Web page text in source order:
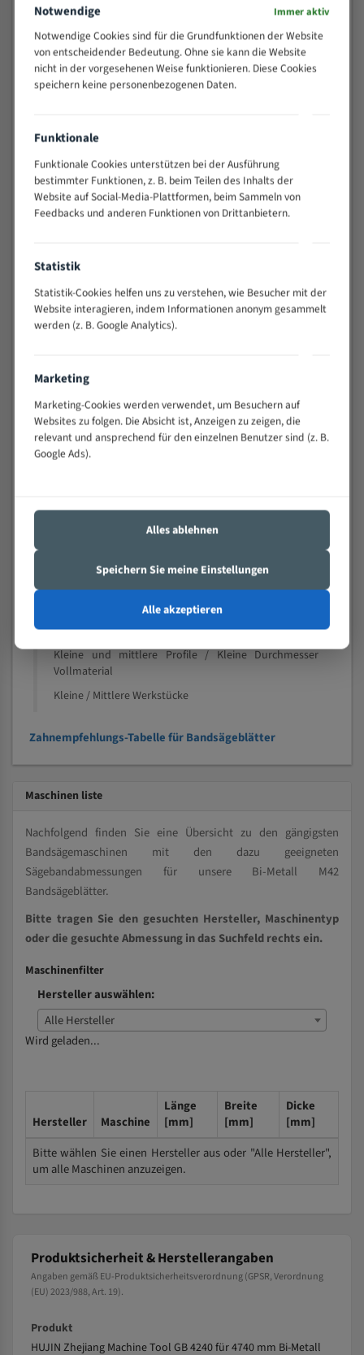
50 - 120
4/6
80 - 180
3/4
130 -
2/3
450
200 -
600
1,1/1,6
> 500
0,75/1,25
Vorteile:
Anwendungen
Widerstandsfähig gegen Zahnbruch auch bei
schwierigen Werkstücken (Materialmischung,
wechselnde Verbindungslängen)
Äußerst verschleißfest
Technische Beschreibung:
Positiver Spanwinkel
Bandkörper aus hochlegiertem Federstahl
Spezielle Zahngeometrie und Zahnteilung
Speziell entwickelt für Profile / Rohre
Kleine und mittlere Profile / Kleine Durchmesser
Vollmaterial
Kleine / Mittlere Werkstücke
Zahnempfehlungs-Tabelle für Bandsägeblätter
Maschinen liste
Nachfolgend finden Sie eine Übersicht zu den gängigsten
Bandsägemaschinen mit den dazu geeigneten
Sägebandabmessungen für unsere Bi-Metall M42
Bandsägeblätter.
Bitte tragen Sie den gesuchten Hersteller, Maschinentyp
oder die gesuchte Abmessung in das Suchfeld rechts ein.
Maschinenfilter
Hersteller auswählen:
Alle Hersteller
Wird geladen...
Hersteller Maschine
Länge
[mm]
Breite
[mm]
Dicke
[mm]
Bitte wählen Sie einen Hersteller aus oder "Alle Hersteller",
um alle Maschinen anzuzeigen.
Produktsicherheit & Herstellerangaben
Angaben gemäß EU-Produktsicherheitsverordnung (GPSR, Verordnung
(EU) 2023/988, Art. 19).
Produkt
HUJIN Zhejiang Machine Tool GB 4240 für 4740 mm Bi-Metall
Notwendige Immer aktiv
Notwendige Cookies sind für die Grundfunktionen der Website
von entscheidender Bedeutung. Ohne sie kann die Website
nicht in der vorgesehenen Weise funktionieren. Diese Cookies
speichern keine personenbezogenen Daten.
Funktionale
Funktionale Cookies unterstützen bei der Ausführung
bestimmter Funktionen, z. B. beim Teilen des Inhalts der
Website auf Social-Media-Plattformen, beim Sammeln von
Feedbacks und anderen Funktionen von Drittanbietern.
Statistik
Statistik-Cookies helfen uns zu verstehen, wie Besucher mit der
Website interagieren, indem Informationen anonym gesammelt
werden (z. B. Google Analytics).
Marketing
Marketing-Cookies werden verwendet, um Besuchern auf
Websites zu folgen. Die Absicht ist, Anzeigen zu zeigen, die
relevant und ansprechend für den einzelnen Benutzer sind (z. B.
Google Ads).
Alles ablehnen
Speichern Sie meine Einstellungen
Alle akzeptieren